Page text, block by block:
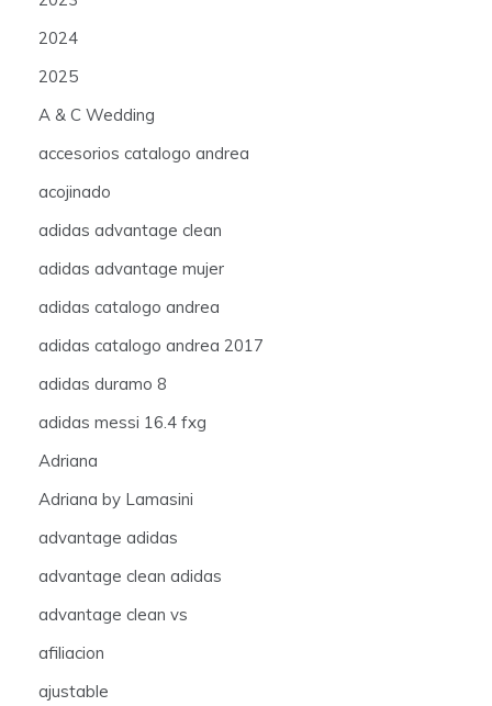
2024
2025
A & C Wedding
accesorios catalogo andrea
acojinado
adidas advantage clean
adidas advantage mujer
adidas catalogo andrea
adidas catalogo andrea 2017
adidas duramo 8
adidas messi 16.4 fxg
Adriana
Adriana by Lamasini
advantage adidas
advantage clean adidas
advantage clean vs
afiliacion
ajustable